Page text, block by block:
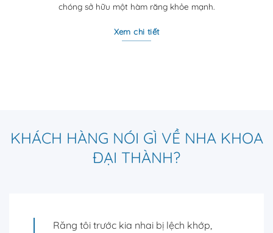
chóng sở hữu một hàm răng khỏe mạnh.
Xem chi tiết
KHÁCH HÀNG NÓI GÌ VỀ NHA KHOA
ĐẠI THÀNH?
Thật sự là một quyết định đúng đắn.